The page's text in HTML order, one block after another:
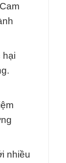
hại
nhiều